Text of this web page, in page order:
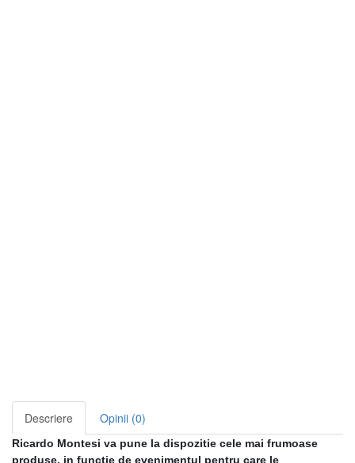
Descriere Opinii (0)
Ricardo Montesi va pune la dispozitie cele mai frumoase
produse, in functie de evenimentul pentru care le